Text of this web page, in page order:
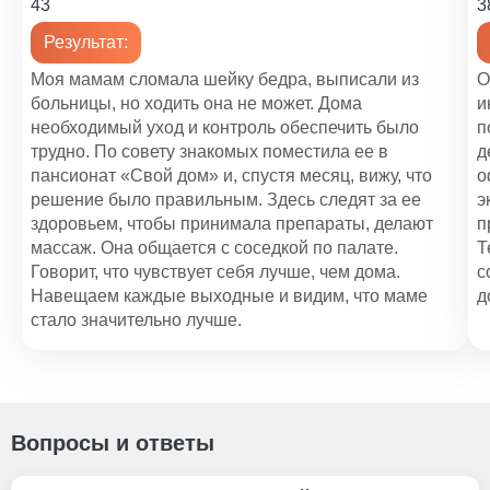
Уход за больными с рассеянным склерозом
1 000 ₽
43
Результат:
Моя мамам сломала шейку бедра, выписали из
больницы, но ходить она не может. Дома
необходимый уход и контроль обеспечить было
трудно. По совету знакомых поместила ее в
пансионат «Свой дом» и, спустя месяц, вижу, что
решение было правильным. Здесь следят за ее
здоровьем, чтобы принимала препараты, делают
массаж. Она общается с соседкой по палате.
Говорит, что чувствует себя лучше, чем дома.
Навещаем каждые выходные и видим, что маме
стало значительно лучше.
Вопросы и ответы